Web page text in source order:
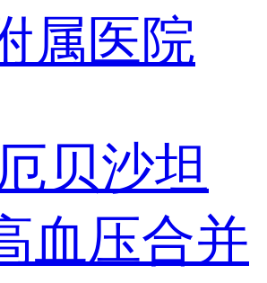
属医院
厄贝沙坦
血压合并